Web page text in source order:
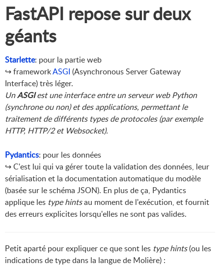
FastAPI repose sur deux
géants
Starlette: pour la partie web
↪ frameworkASGI (Asynchronous Server Gateway
Interface) très léger.
UnASGIest une interface entre un serveur web Python
(synchrone ou non) et des applications, permettant le
traitement de différents types de protocoles (par exemple
HTTP, HTTP/2 et Websocket).
Pydantics: pour les données
↪ C'est lui qui va gérer toute la validation des données, leur
sérialisation et la documentation automatique du modèle
(basée sur le schéma JSON). En plus de ça, Pydantics
applique les type hintsau moment de l'exécution, et fournit
des erreurs explicites lorsqu'elles ne sont pas valides.
Petit aparté pour expliquer ce que sont les type hints(ou les
indications de type dans la langue de Molière) :